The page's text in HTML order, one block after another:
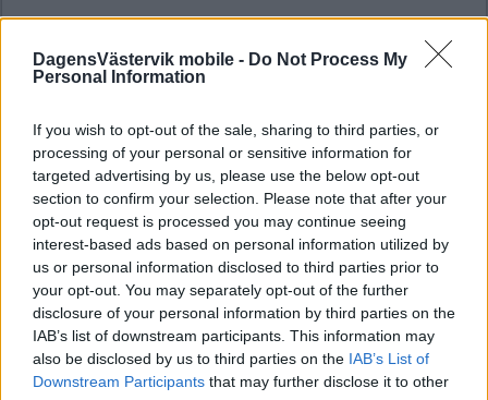
DagensVästervik mobile - Do Not Process My
Personal Information
If you wish to opt-out of the sale, sharing to third parties, or
processing of your personal or sensitive information for
targeted advertising by us, please use the below opt-out
section to confirm your selection. Please note that after your
opt-out request is processed you may continue seeing
interest-based ads based on personal information utilized by
us or personal information disclosed to third parties prior to
your opt-out. You may separately opt-out of the further
disclosure of your personal information by third parties on the
IAB’s list of downstream participants. This information may
also be disclosed by us to third parties on the IAB’s List of
Downstream Participants that may further disclose it to other